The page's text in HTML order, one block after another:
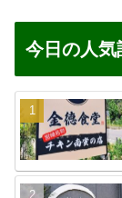
今日の人気